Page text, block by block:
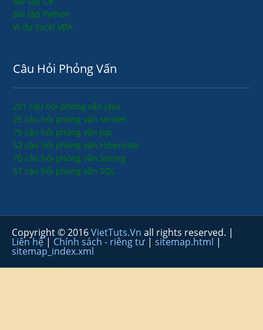
Bài tập Python
Ví dụ Excel VBA
Câu Hỏi Phỏng Vấn
201 câu hỏi phỏng vấn java
25 câu hỏi phỏng vấn servlet
75 câu hỏi phỏng vấn jsp
52 câu hỏi phỏng vấn Hibernate
70 câu hỏi phỏng vấn Spring
57 câu hỏi phỏng vấn SQL
Copyright © 2016VietTuts.Vn all rights reserved. |
Liên hệ| Chính sách - riêng tư | sitemap.html |
sitemap_index.xml